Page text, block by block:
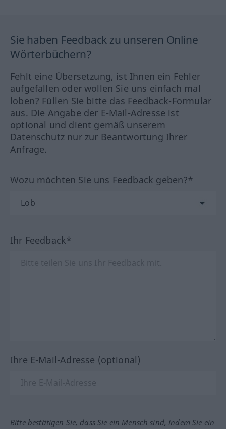
Sie haben Feedback zu unseren Online
Wörterbüchern?
Fehlt eine Übersetzung, ist Ihnen ein Fehler
aufgefallen oder wollen Sie uns einfach mal
loben? Füllen Sie bitte das Feedback-Formular
aus. Die Angabe der E-Mail-Adresse ist
optional und dient gemäß unserem
Datenschutz nur zur Beantwortung Ihrer
Anfrage.
Wozu möchten Sie uns Feedback geben?*
Ihr Feedback*
Ihre E-Mail-Adresse (optional)
Bitte bestätigen Sie, dass Sie ein Mensch sind, indem Sie ein